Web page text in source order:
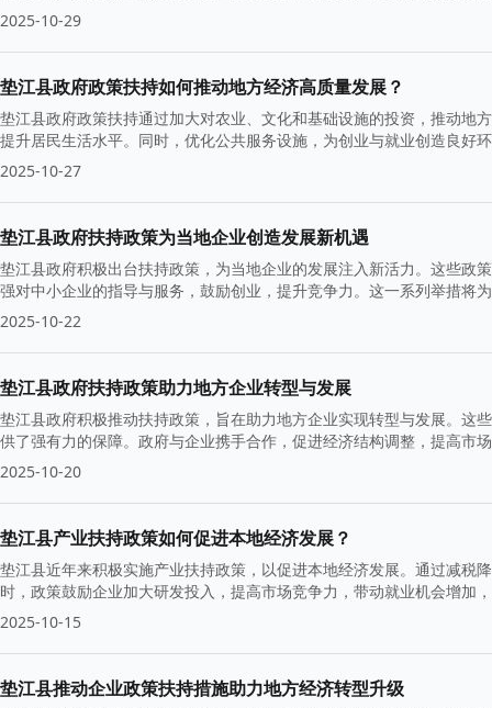
2025-10-29
垫江县政府政策扶持如何推动地方经济高质量发展？
垫江县政府政策扶持通过加大对农业、文化和基础设施的投资，推动地
提升居民生活水平。同时，优化公共服务设施，为创业与就业创造良好
2025-10-27
垫江县政府扶持政策为当地企业创造发展新机遇
垫江县政府积极出台扶持政策，为当地企业的发展注入新活力。这些政
强对中小企业的指导与服务，鼓励创业，提升竞争力。这一系列举措将
2025-10-22
垫江县政府扶持政策助力地方企业转型与发展
垫江县政府积极推动扶持政策，旨在助力地方企业实现转型与发展。这
供了强有力的保障。政府与企业携手合作，促进经济结构调整，提高市
2025-10-20
垫江县产业扶持政策如何促进本地经济发展？
垫江县近年来积极实施产业扶持政策，以促进本地经济发展。通过减税
时，政策鼓励企业加大研发投入，提高市场竞争力，带动就业机会增加
2025-10-15
垫江县推动企业政策扶持措施助力地方经济转型升级